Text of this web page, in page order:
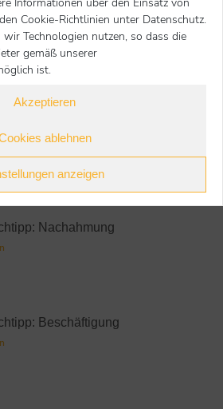
Cookie-Richtlinien unter Datenschutz.
wir Technologien nutzen, so dass die
gemäß unserer
ist.
Akzeptieren
ablehnen
anzeigen
Zusammenwachsen
Spielen bildet und
Nachahmung
Beschäftigung